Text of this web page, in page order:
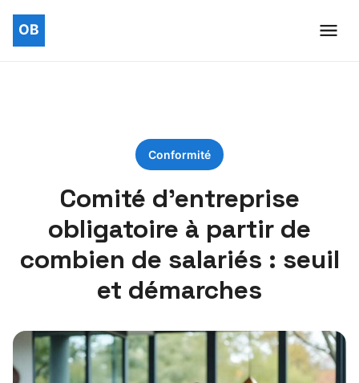
Conformité
Comité d’entreprise
obligatoire à partir de
combien de salariés : seuil
et démarches